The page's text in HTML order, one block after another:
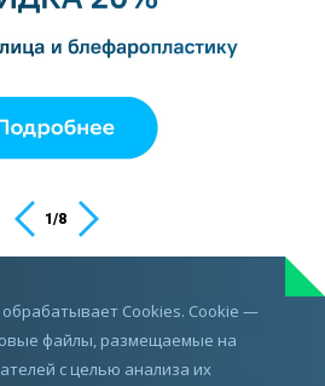
1/8
С ВРАЧОМ
обрабатывает Cookies. Cookie —
файлы, размещаемые на
с целью анализа их